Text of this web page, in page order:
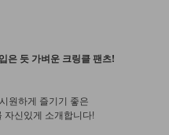
은 듯 가벼운 크링클 팬츠!
원하게 즐기기 좋은
자신있게 소개합니다!